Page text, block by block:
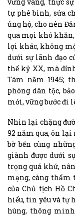
tự phê bình, sửa
ủng hộ, cho nên
qua mọi khó
lợi khác, không
dưới sự lãnh đạo
thế kỷ XX, mà
Tám năm 1945;
phóng dân tộc,
mới, vững bước đi
Nhìn lại chặng
92 năm qua, ôn
bờ bến cùng
giành được dưới
trọng quá khứ,
mạng, càng thấm
của Chủ tịch Hồ
hiểu, tin yêu và tự
hùng, thông